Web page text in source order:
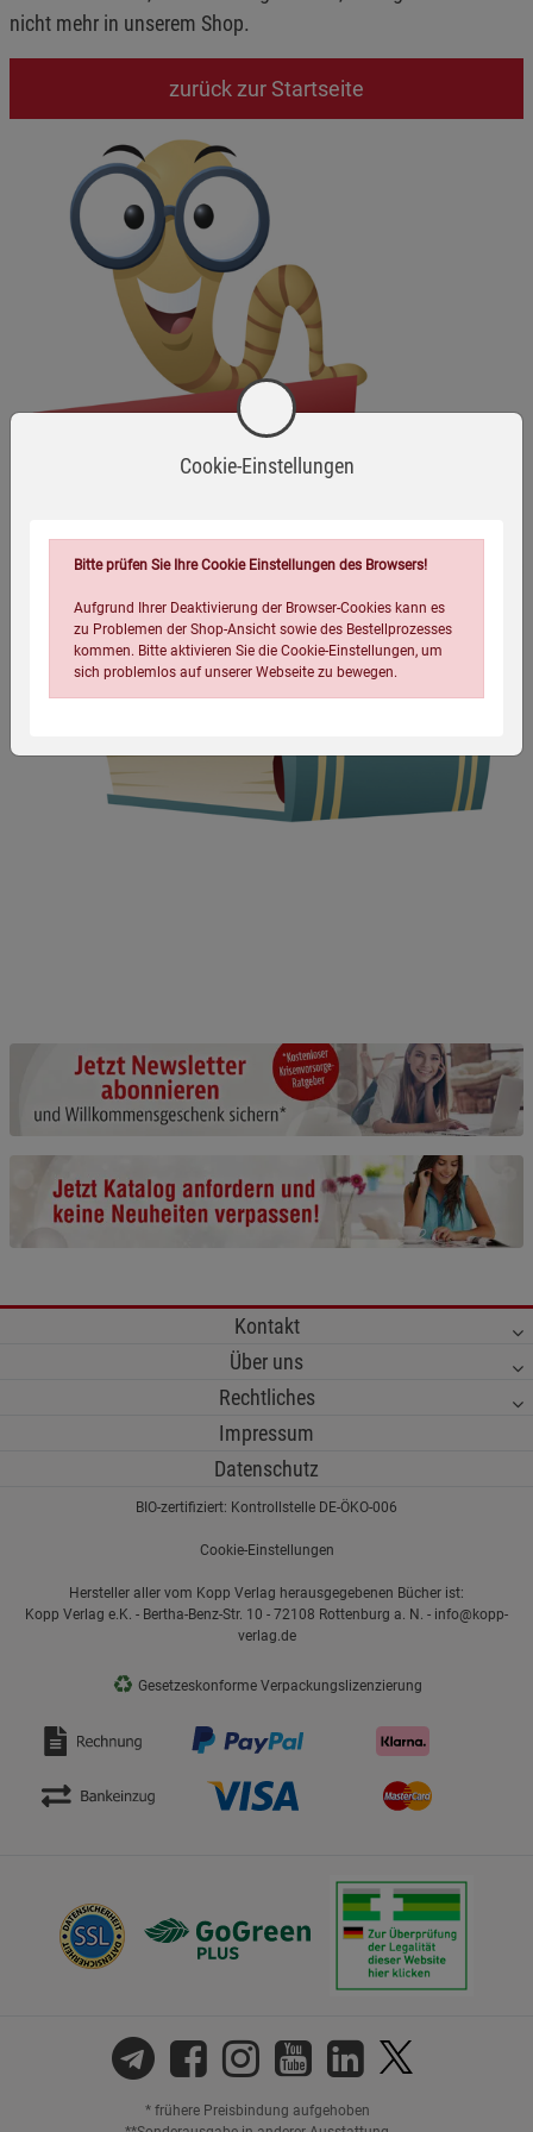
nicht mehr in unserem Shop.
zurück zur Startseite
Kontakt
Über uns
Rechtliches
Impressum
Datenschutz
BIO-zertifiziert: Kontrollstelle DE-ÖKO-006
Cookie-Einstellungen
Hersteller aller vom Kopp Verlag herausgegebenen Bücher ist:
Kopp Verlag e.K. - Bertha-Benz-Str. 10 - 72108 Rottenburg a. N. - info@kopp-
verlag.de
♻ Gesetzeskonforme Verpackungslizenzierung
* frühere Preisbindung aufgehoben
Cookie-Einstellungen
Bitte prüfen Sie Ihre Cookie Einstellungen des Browsers!
Aufgrund Ihrer Deaktivierung der Browser-Cookies kann es
zu Problemen der Shop-Ansicht sowie des Bestellprozesses
kommen. Bitte aktivieren Sie die Cookie-Einstellungen, um
sich problemlos auf unserer Webseite zu bewegen.
Beschreibung Notwendige Cookies
Cookie-Informationenanzeigen
Funktionale Cookies (1) Funktionale
Beschreibung Funktionale Cookies
anzeigen
Statistik Cookies (2) Statistik Cookies
Beschreibung Statistik Cookies
Cookie-Informationen
Marketing Cookies (3)
Datenschutzerklärung Impressum